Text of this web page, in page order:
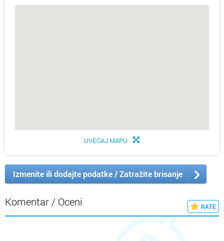
UVEĆAJ MAPU
Izmenite ili dodajte podatke / Zatražite brisanje
Komentar / Oceni RATE